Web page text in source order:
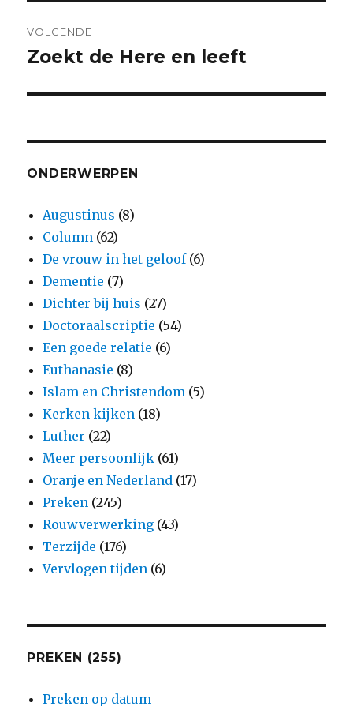
VOLGENDE
Volgend
Zoekt de Here en leeft
ONDERWERPEN
Augustinus (8)
Column (62)
De vrouw in het geloof(6)
Dementie (7)
Dichter bij huis (27)
Doctoraalscriptie (54)
Een goede relatie (6)
Euthanasie (8)
Islam en Christendom (5)
Kerken kijken (18)
Luther (22)
Meer persoonlijk (61)
Oranje en Nederland (17)
Preken (245)
Rouwverwerking (43)
Terzijde (176)
Vervlogen tijden (6)
PREKEN (255)
Preken op datum